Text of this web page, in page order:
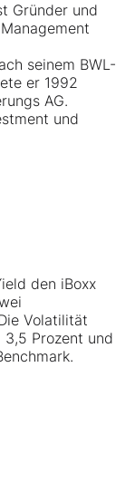
Gründer und
seinem BWL-
er 1992
AG.
und
den iBoxx
Volatilität
Prozent und